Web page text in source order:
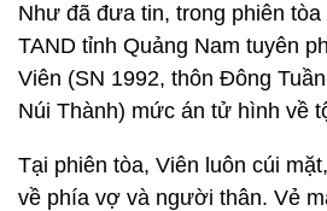
Như đã đưa tin, trong phiên
TAND tỉnh Quảng Nam tuyên
Viên (SN 1992, thôn Đông
Núi Thành) mức án tử hình về
Tại phiên tòa, Viên luôn cúi
về phía vợ và người thân. Vẻ